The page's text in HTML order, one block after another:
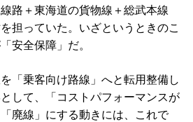
路＋東海道の貨物線＋総武本線
担っていた。いざというときのこ
安全保障」だ。
「乗客向け路線」へと転用整備し
して、「コストパフォーマンスが
廃線」にする動きには、これで